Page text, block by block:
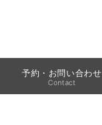
予約・お問い合わせ
Contact